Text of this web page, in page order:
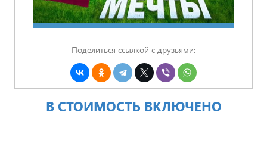
Поделиться ссылкой с друзьями:
В СТОИМОСТЬ ВКЛЮЧЕНО